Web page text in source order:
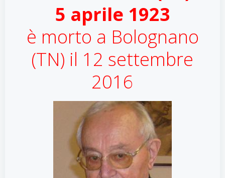
5 aprile 1923
è morto a Bolognano
(TN) il 12 settembre
2016